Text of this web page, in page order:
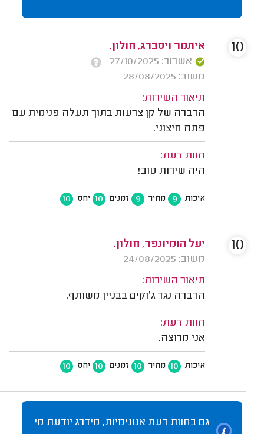
איתמר ויסברג, חולון.
אשרור: 27/10/2025
משוב: 28/08/2025
תיאור השירות:
הדברה של קן צרעות בתוך תעלה פנימית עם
פתח חיצוני.
חוות דעת:
היה שירות טוב!
איכות 9 מחיר 9 זמנים 10 יחס 10
10
יעל הומיונפר, חולון.
משוב: 24/08/2025
תיאור השירות:
הדברה נגד ג׳וקים בבניין משותף.
חוות דעת:
אני מרוצה.
איכות 10 מחיר 10 זמנים 10 יחס 10
10
גם בחוות דעת אנונימיות, מידרג יודעת מי